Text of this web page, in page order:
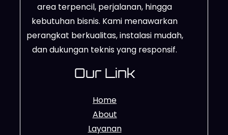
area terpencil, perjalanan, hingga
kebutuhan bisnis. Kami menawarkan
perangkat berkualitas, instalasi mudah,
dan dukungan teknis yang responsif.
Our Link
Home
About
Layanan